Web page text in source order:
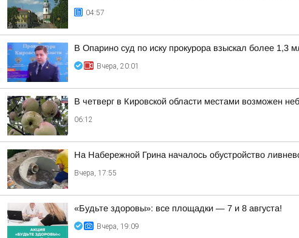
04:57
В Опарино суд по иску прокурора взыскал более 1,3
Вчера, 20:01
В четверг в Кировской области местами возможен
06:12
На Набережной Грина началось обустройство
Вчера, 17:55
«Будьте здоровы»: все площадки — 7 и 8 августа!
Вчера, 19:09